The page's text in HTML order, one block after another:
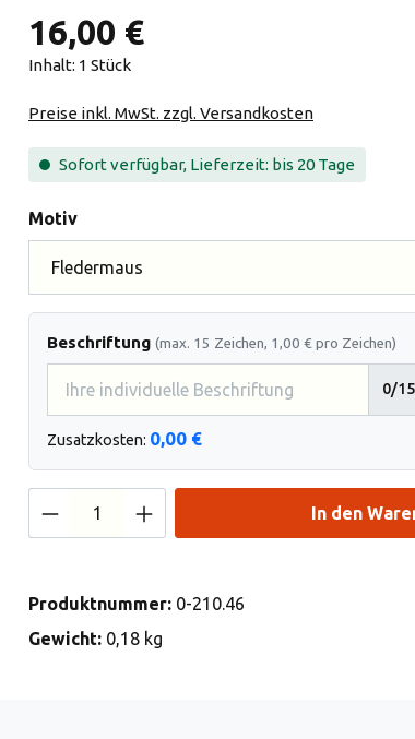
16,00 €
Inhalt: 1 Stück
Preise inkl. MwSt. zzgl. Versandkosten
Sofort verfügbar, Lieferzeit: bis 20 Tage
Motivauswählen
Beschriftung (max. 15 Zeichen, 1,00 € pro Zeichen)
0/15
Zusatzkosten: 0,00 €
Produkt Anzahl: Gib denIn den
Produktnummer: 0-210.46
Gewicht: 0,18 kg